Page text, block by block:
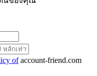
ofaccount-friend.com